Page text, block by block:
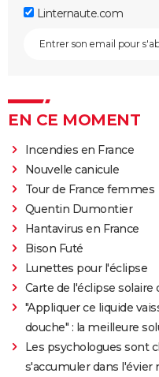
Linternaute.com
EN CE MOMENT
Incendies en France
Nouvelle canicule
Tour de France femmes
Quentin Dumontier
Hantavirus en France
Bison Futé
Lunettes pour l'éclipse
Carte de l'éclipse solaire
"Appliquer ce liquide
douche" : la meilleure
Les psychologues sont
s'accumuler dans l'évier